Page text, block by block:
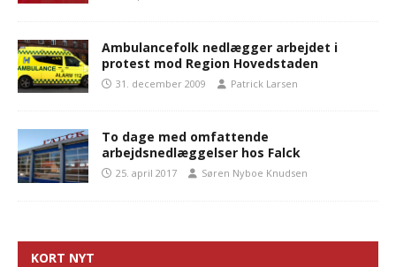
Ambulancefolk nedlægger arbejdet i
protest mod Region Hovedstaden
31. december 2009 Patrick Larsen
To dage med omfattende
arbejdsnedlæggelser hos Falck
25. april 2017 Søren Nyboe Knudsen
KORT NYT